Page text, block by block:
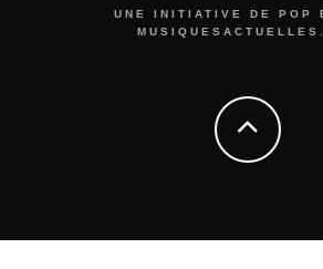
UNE INITIATIVE DE POP